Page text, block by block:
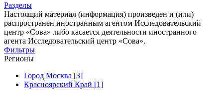
Разделы
Настоящий материал (информация) произведен и (или)
распространен иностранным агентом Исследовательский
центр «Сова» либо касается деятельности иностранного
агента Исследовательский центр «Сова».
Фильтры
Регионы
Город Москва [3]
Красноярский Край [1]